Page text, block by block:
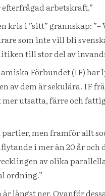
arbetskraft.”
kris i ”sitt” grannskap:
som inte vill bli
till stor del av
Förbundet (IF) har
av dem är sekulära. IF
utsatta, färre och
men framför allt
i mer än 20 år och
av olika
ordning.”
längst ner. Ovanför